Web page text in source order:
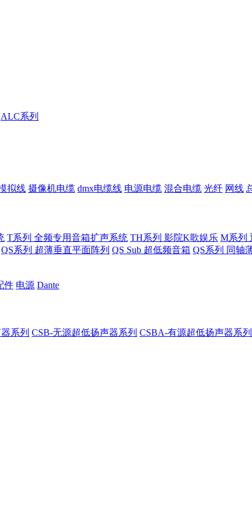
ALC系列
拟线 摄像机电缆 dmx电缆线 电源电缆 混合电缆 光纤 网线
T系列 全频专用音箱扩声系统 TH系列 影院K歌娱乐 M系列
QS系列 超薄垂直平面阵列 QS Sub 超低频音箱 QS系列 同轴
件 电源 Dante
系列 CSB-无源超低扬声器系列 CSBA-有源超低扬声器系列